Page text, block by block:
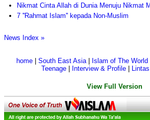
Nikmat Cinta Allah di Dunia Menuju Nikmat
7 ''Rahmat Islam'' kepada Non-Muslim
News Index »
home| South East Asia| Islam of The World
Teenage
Interview & Profile
View Full Version